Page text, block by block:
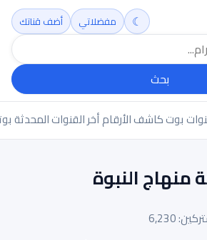
بحث
☾ مفضلاتي أضف قناتك
بوت كاشف الأرقامأخر القنوات المحدثة
منهاج النبوة
6,230